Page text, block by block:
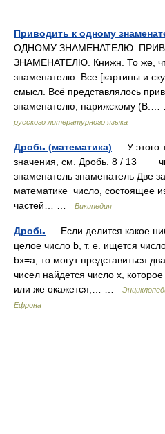
Приводить к одному
ОДНОМУ ЗНАМЕНАТЕЛЮ.
ЗНАМЕНАТЕЛЮ. Книжн. То же,
знаменателю. Все [картины и
смысл. Всё представлялось
знаменателю, парижскому
русского литературного языка
Дробь (математика) — У этого
значения, см. Дробь. 8 / 13
знаменатель знаменатель Две
математике число, состоящее
частей… …
Википедия
Дробь — Если делится какое
целое число b, т. е. ищется
bx=а, то могут представиться
чисел найдется число х,
или же окажется,… …
Ефрона